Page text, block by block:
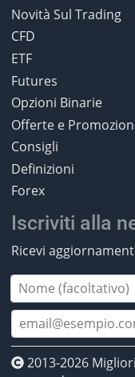
Novità Sul Trading
CFD
ETF
Futures
Opzioni Binarie
Offerte e
Consigli
Definizioni
Forex
Iscriviti alla
Ricevi
2013-2026